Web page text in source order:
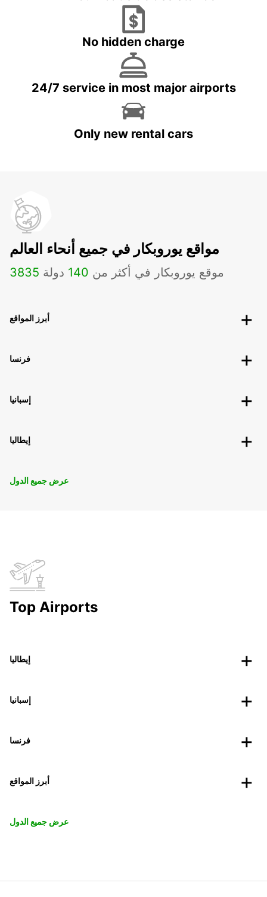
No hidden charge
24/7 service in most major airports
Only new rental cars
مواقع يوروبكار في جميع أنحاء العالم
3835 موقع يوروبكار في أكثر من 140 دولة
أبرز المواقع
فرنسا
إسبانيا
إيطاليا
عرض جميع الدول
Top Airports
إيطاليا
إسبانيا
فرنسا
أبرز المواقع
عرض جميع الدول